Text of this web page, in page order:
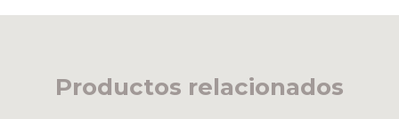
Productos relacionados